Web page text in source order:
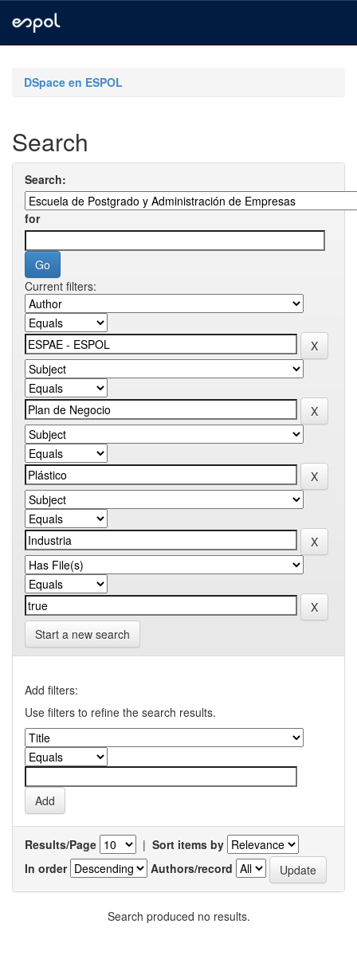
navigationDSpace en ESPOL
Search
Search:
for
Current filters:
Start a new search
Add filters:
Use filters to refine the search results.
Results/Page | Sort items by
In order
Authors/record
Search produced no results.